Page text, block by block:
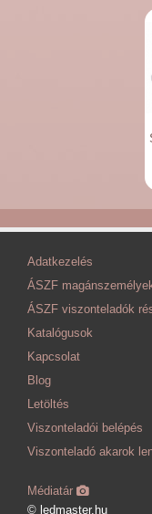
Adatkezelés
ÁSZF
ÁSZF viszonteladók
Katalógusok
Kapcsolat
Blog
Letöltés
Viszonteladói belépés
Viszonteladó akarok
Médiatár
© ledmaster.hu